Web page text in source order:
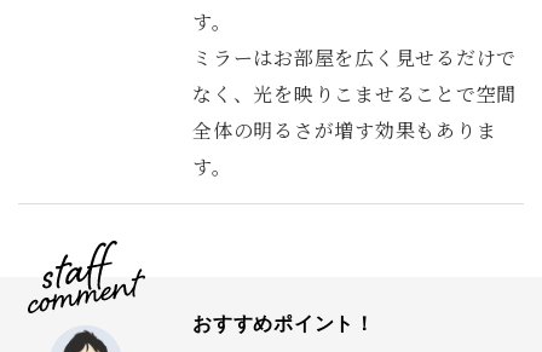
す。
ミラーはお部屋を広く見せるだけで
なく、光を映りこませることで空間
全体の明るさが増す効果もありま
す。
おすすめポイント！